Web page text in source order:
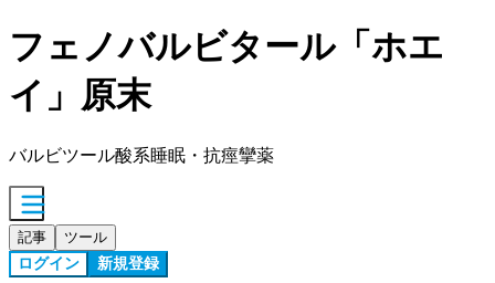
フェノバルビタール「ホエ
イ」原末
バルビツール酸系睡眠・抗痙攣薬
記事 ツール
ログイン 新規登録